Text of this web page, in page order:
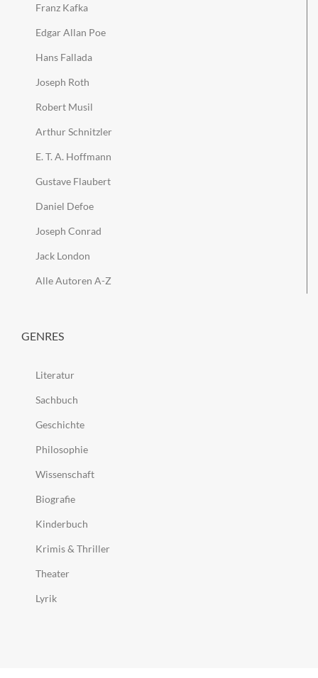
Franz Kafka
Edgar Allan Poe
Hans Fallada
Joseph Roth
Robert Musil
Arthur Schnitzler
E. T. A. Hoffmann
Gustave Flaubert
Daniel Defoe
Joseph Conrad
Jack London
Alle Autoren A-Z
GENRES
Literatur
Sachbuch
Geschichte
Philosophie
Wissenschaft
Biografie
Kinderbuch
Krimis & Thriller
Theater
Lyrik